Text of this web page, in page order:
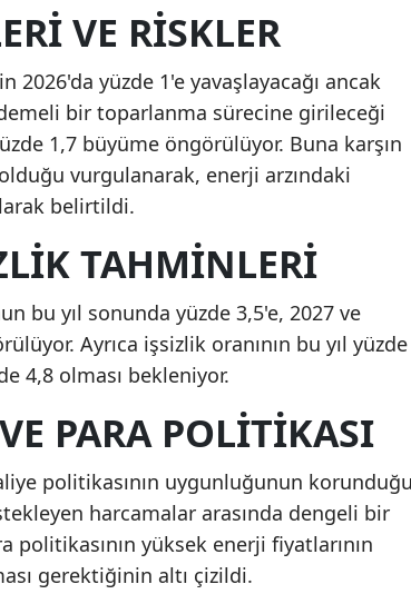
VE RISKLER
2026'da yüzde 1'e yavaşlayacağı ancak
bir toparlanma sürecine girileceği
1,7 büyüme öngörülüyor. Buna karşın
vurgulanarak, enerji arzındaki
belirtildi.
TAHMINLERI
bu yıl sonunda yüzde 3,5'e, 2027 ve
Ayrıca işsizlik oranının bu yıl yüzde
4,8 olması bekleniyor.
PARA POLITIKASI
politikasının uygunluğunun
harcamalar arasında dengeli bir
yüksek enerji fiyatlarının
gerektiğinin altı çizildi.